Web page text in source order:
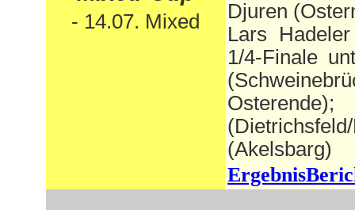
- 14.07. Mixed
Djuren
Lars
1/4-Finale
(Akelsbarg)